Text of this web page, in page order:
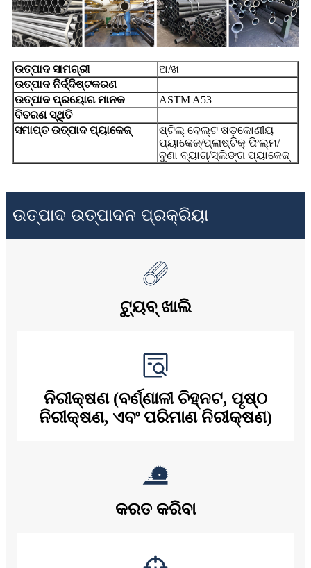
ଉତ୍ପାଦ ସାମଗ୍ରୀ
ଅ/ଖ
ଉତ୍ପାଦ ନିର୍ଦ୍ଦିଷ୍ଟକରଣ
ଉତ୍ପାଦ ପ୍ରୟୋଗ ମାନକ
ASTM A53
ବିତରଣ ସ୍ଥିତି
ସମାପ୍ତ ଉତ୍ପାଦ ପ୍ୟାକେଜ୍
ଷ୍ଟିଲ୍ ବେଲ୍ଟ ଷଡ଼କୋଣୀୟ
ପ୍ୟାକେଜ୍/ପ୍ଲାଷ୍ଟିକ୍ ଫିଲ୍ମ/
ବୁଣା ବ୍ୟାଗ୍/ସ୍ଲିଙ୍ଗ ପ୍ୟାକେଜ୍
ଉତ୍ପାଦ ଉତ୍ପାଦନ ପ୍ରକ୍ରିୟା
ଟ୍ୟୁବ୍ ଖାଲି
ନିରୀକ୍ଷଣ (ବର୍ଣ୍ଣାଳୀ ଚିହ୍ନଟ, ପୃଷ୍ଠ
ନିରୀକ୍ଷଣ, ଏବଂ ପରିମାଣ ନିରୀକ୍ଷଣ)
କରତ କରିବା